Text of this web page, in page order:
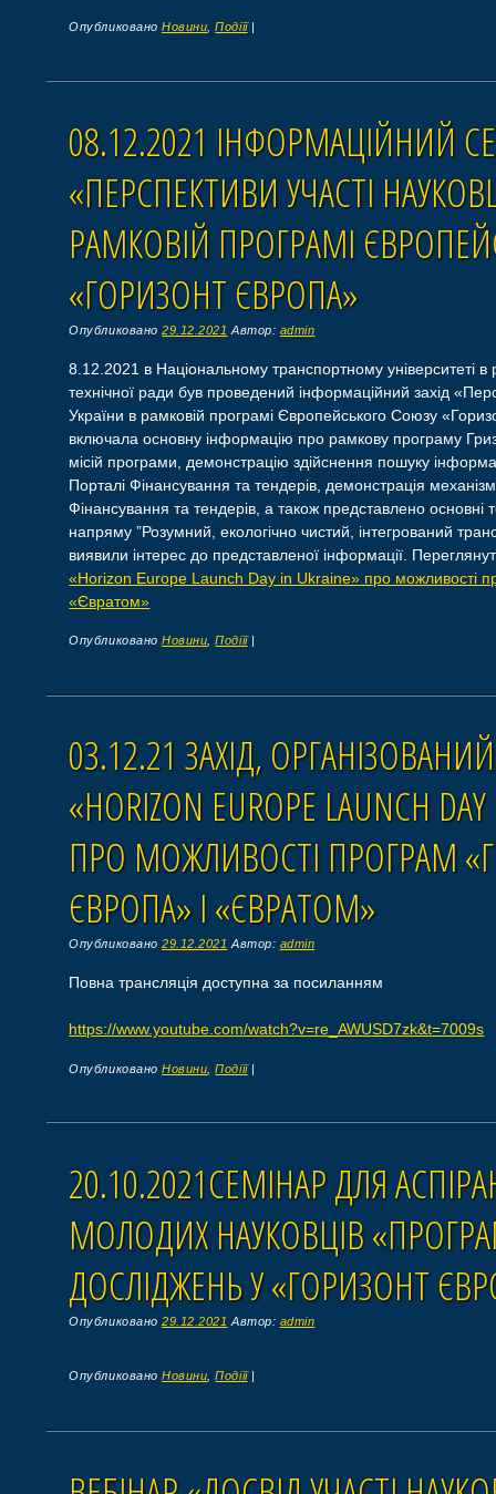
ОпубликованоНовини ,Подіїї |
08.12.2021 ІНФОРМАЦІЙНИЙ
«ПЕРСПЕКТИВИ УЧАСТІ
РАМКОВІЙ ПРОГРАМІ
«ГОРИЗОНТ ЄВРОПА»
Опубликовано29.12.2021 Автор: admin
8.12.2021 в Національному транспортному університеті
технічної ради був проведений інформаційний захід
України в рамковій програмі Європейського Союзу
включала основну інформацію про рамкову програму
місій програми, демонстрацію здійснення пошуку
Порталі Фінансування та тендерів, демонстрація
Фінансування та тендерів, а також представлено основні
напряму ”Розумний, екологічно чистий, інтегрований
виявили інтерес до представленої інформації.
«Horizon Europe Launch Day in Ukraine» про можливості
«Євратом»
ОпубликованоНовини ,Подіїї
03.12.21 ЗАХІД,
«HORIZON EUROPE LAUNCH
ПРО МОЖЛИВОСТІ ПРОГРАМ
ЄВРОПА» І «ЄВРАТОМ»
Опубликовано29.12.2021 Автор: admin
Повна трансляція доступна за посиланням
https://www.youtube.com/watch?v=re_AWUSD7zk&t=7009s
ОпубликованоНовини ,Подіїї |
20.10.2021СЕМІНАР ДЛЯ
МОЛОДИХ НАУКОВЦІВ
ДОСЛІДЖЕНЬ У «ГОРИЗОНТ
Опубликовано29.12.2021 Автор: admin
ОпубликованоНовини,Подіїї